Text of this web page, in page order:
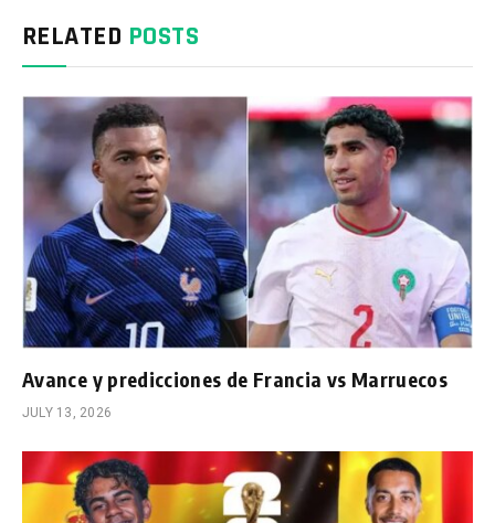
RELATED POSTS
Avance y predicciones de Francia vs Marruecos
JULY 13, 2026